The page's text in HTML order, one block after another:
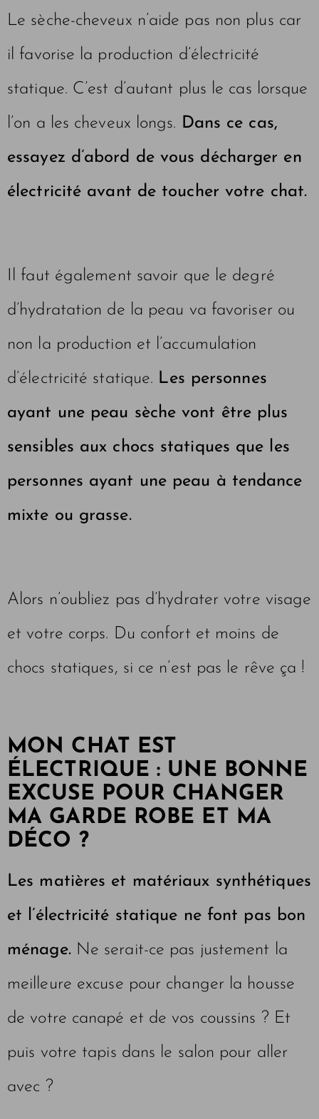
Le sèche-cheveux n’aide pas non plus car
il favorise la production d’électricité
statique. C’est d’autant plus le cas lorsque
l’on a les cheveux longs. Dans ce cas,
essayez d’abord de vous décharger en
électricité avant de toucher votre chat.
Il faut également savoir que le degré
d’hydratation de la peau va favoriser ou
non la production et l’accumulation
d’électricité statique. Les personnes
ayant une peau sèche vont être plus
sensibles aux chocs statiques que les
personnes ayant une peau à tendance
mixte ou grasse.
Alors n’oubliez pas d’hydrater votre visage
et votre corps. Du confort et moins de
chocs statiques, si ce n’est pas le rêve ça !
MON CHAT EST
ÉLECTRIQUE : UNE BONNE
EXCUSE POUR CHANGER
MA GARDE ROBE ET MA
DÉCO ?
Les matières et matériaux synthétiques
et l’électricité statique ne font pas bon
ménage.Ne serait-ce pas justement la
meilleure excuse pour changer la housse
de votre canapé et de vos coussins ? Et
puis votre tapis dans le salon pour aller
avec ?